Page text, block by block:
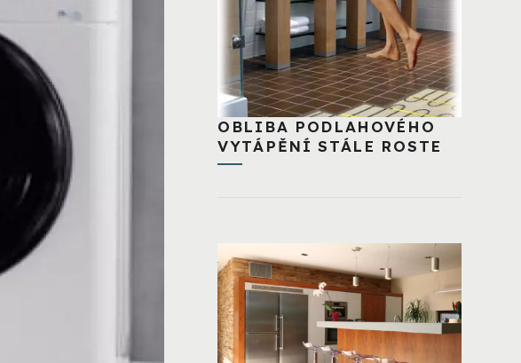
OBLIBA PODLAHOVÉHO
VYTÁPĚNÍ STÁLE ROSTE